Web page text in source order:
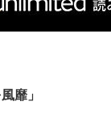
靡」